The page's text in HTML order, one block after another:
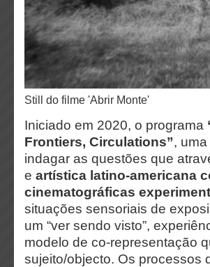
Still do filme 'Abrir Monte'
Iniciado em 2020, o programa
Frontiers, Circulations”,
indagar as questões que
e artística latino-americana
cinematográficas
situações sensoriais de
um “ver sendo visto”,
modelo de co-representação
sujeito/objecto. Os processos